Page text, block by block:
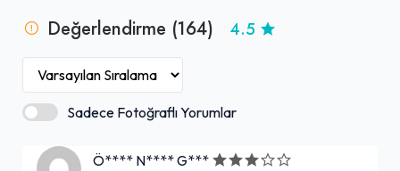
Değerlendirme (164) 4.5
Sadece Fotoğraflı Yorumlar
Ö**** N**** G***